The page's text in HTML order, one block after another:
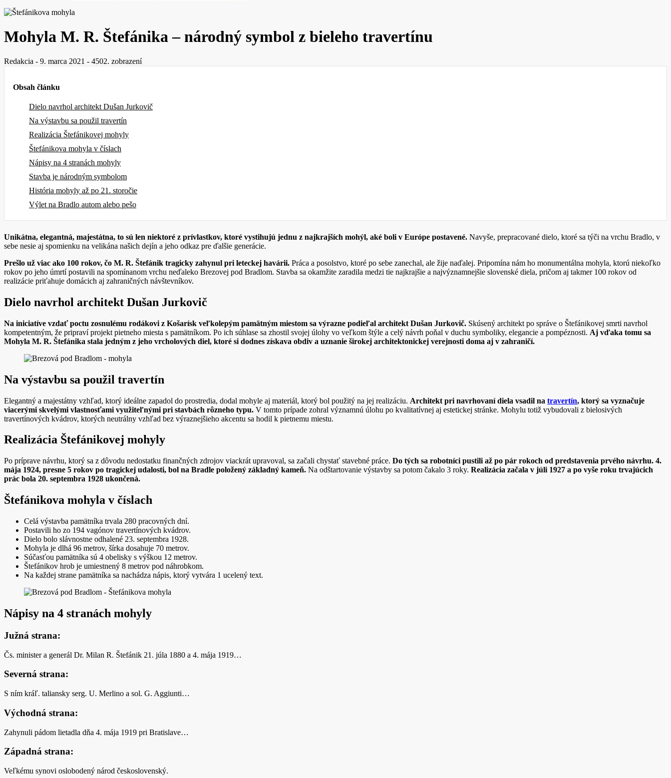
Mohyla M. R. Štefánika – národný symbol z bieleho travertínu
Redakcia - 9. marca 2021 - 4502. zobrazení
Obsah článku
Dielo navrhol architekt Dušan Jurkovič
Na výstavbu sa použil travertín
Realizácia Štefánikovej mohyly
Štefánikova mohyla v číslach
Nápisy na 4 stranách mohyly
Stavba je národným symbolom
História mohyly až po 21. storočie
Výlet na Bradlo autom alebo pešo
Unikátna, elegantná, majestátna, to sú len niektoré z prívlastkov, ktoré vystihujú jednu z najkrajších mohýl, aké boli v Európe postavené. Navyše, prepracované dielo, ktoré sa týči na vrchu Bradlo, v
sebe nesie aj spomienku na velikána našich dejín a jeho odkaz pre ďalšie generácie.
Prešlo už viac ako 100 rokov, čo M. R. Štefánik tragicky zahynul pri leteckej havárii. Práca a posolstvo, ktoré po sebe zanechal, ale žije naďalej. Pripomína nám ho monumentálna mohyla, ktorú niekoľko
rokov po jeho úmrtí postavili na spomínanom vrchu neďaleko Brezovej pod Bradlom. Stavba sa okamžite zaradila medzi tie najkrajšie a najvýznamnejšie slovenské diela, pričom aj takmer 100 rokov od
realizácie priťahuje domácich aj zahraničných návštevníkov.
Dielo navrhol architekt Dušan Jurkovič
Na iniciatíve vzdať poctu zosnulému rodákovi z Košarísk veľkolepým pamätným miestom sa výrazne podieľal architekt Dušan Jurkovič. Skúsený architekt po správe o Štefánikovej smrti navrhol
kompetentným, že pripraví projekt pietneho miesta s pamätníkom. Po ich súhlase sa zhostil svojej úlohy vo veľkom štýle a celý návrh poňal v duchu symboliky, elegancie a pompéznosti. Aj vďaka tomu sa
Mohyla M. R. Štefánika stala jedným z jeho vrcholových diel, ktoré si dodnes získava obdiv a uznanie širokej architektonickej verejnosti doma aj v zahraničí.
Na výstavbu sa použil travertín
Elegantný a majestátny vzhľad, ktorý ideálne zapadol do prostredia, dodal mohyle aj materiál, ktorý bol použitý na jej realizáciu. Architekt pri navrhovaní diela vsadil na travertín, ktorý sa vyznačuje
viacerými skvelými vlastnosťami využiteľnými pri stavbách rôzneho typu. V tomto prípade zohral významnú úlohu po kvalitatívnej aj estetickej stránke. Mohylu totiž vybudovali z bielosivých
travertínových kvádrov, ktorých neutrálny vzhľad bez výraznejšieho akcentu sa hodil k pietnemu miestu.
Realizácia Štefánikovej mohyly
Po príprave návrhu, ktorý sa z dôvodu nedostatku finančných zdrojov viackrát upravoval, sa začali chystať stavebné práce. Do tých sa robotníci pustili až po pár rokoch od predstavenia prvého návrhu. 4.
mája 1924, presne 5 rokov po tragickej udalosti, bol na Bradle položený základný kameň. Na odštartovanie výstavby sa potom čakalo 3 roky. Realizácia začala v júli 1927 a po vyše roku trvajúcich
prác bola 20. septembra 1928 ukončená.
Štefánikova mohyla v číslach
Celá výstavba pamätníka trvala 280 pracovných dní.
Postavili ho zo 194 vagónov travertínových kvádrov.
Dielo bolo slávnostne odhalené 23. septembra 1928.
Mohyla je dlhá 96 metrov, šírka dosahuje 70 metrov.
Súčasťou pamätníka sú 4 obelisky s výškou 12 metrov.
Štefánikov hrob je umiestnený 8 metrov pod náhrobkom.
Na každej strane pamätníka sa nachádza nápis, ktorý vytvára 1 ucelený text.
Nápisy na 4 stranách mohyly
Južná strana:
Čs. minister a generál Dr. Milan R. Štefánik 21. júla 1880 a 4. mája 1919…
Severná strana:
S ním kráľ. taliansky serg. U. Merlino a sol. G. Aggiunti…
Východná strana:
Zahynuli pádom lietadla dňa 4. mája 1919 pri Bratislave…
Západná strana:
Veľkému synovi oslobodený národ československý.